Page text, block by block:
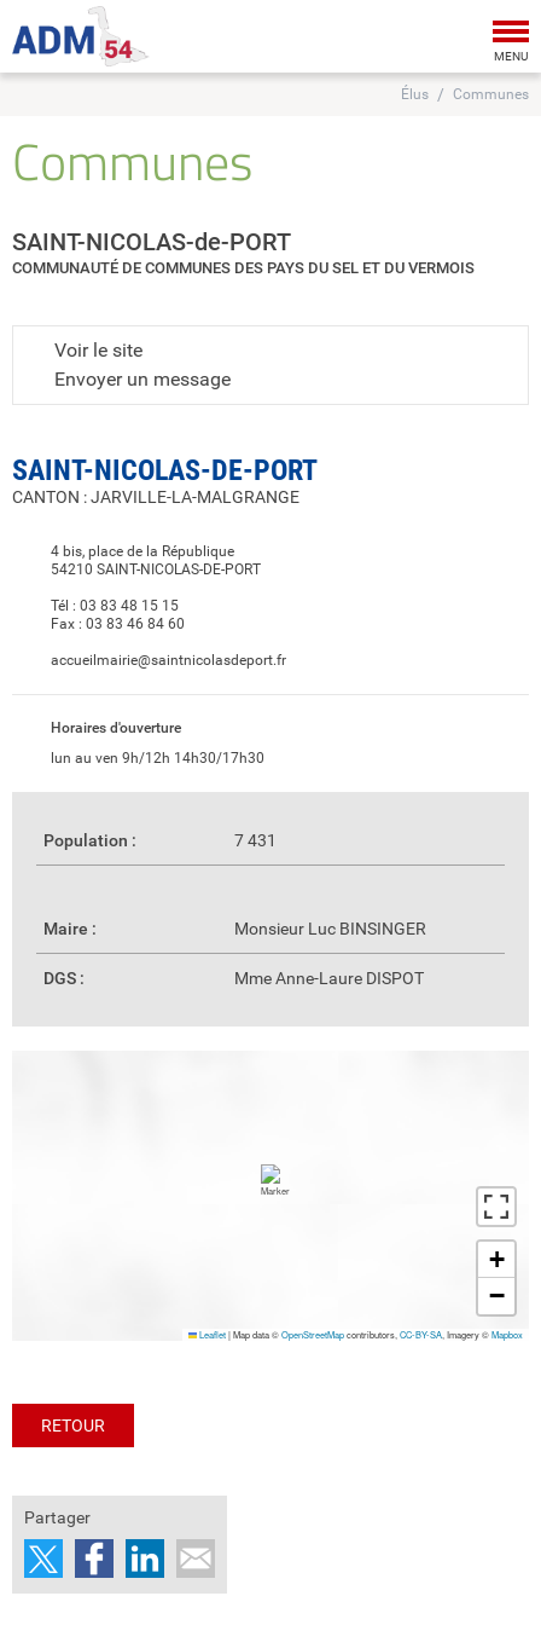
MENU
Élus Communes
Communes
SAINT-NICOLAS-de-PORT
COMMUNAUTÉ DE COMMUNES DES PAYS DU SEL ET DU VERMOIS
Voir le site
Envoyer un message
SAINT-NICOLAS-DE-PORT
CANTON : JARVILLE-LA-MALGRANGE
4 bis, place de la République
54210 SAINT-NICOLAS-DE-PORT
Tél : 03 83 48 15 15
Fax : 03 83 46 84 60
accueilmairie@saintnicolasdeport.fr
Horaires d'ouverture
lun au ven 9h/12h 14h30/17h30
Population : 7 431
Maire : Monsieur Luc BINSINGER
DGS : Mme Anne-Laure DISPOT
+
−
Leaflet|Map data ©OpenStreetMapcontributors, CC-BY-SA , Imagery ©Mapbox
RETOUR
Partager